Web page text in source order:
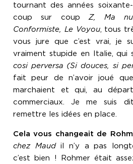
tournant des années
coup sur coupZ, Ma
Conformiste, Le Voyou, tous
vous jure que c’est vrai, je
vraiment stupide en Italie, qui
cosi perversa (Si douces, si
fait peur de n’avoir joué
marchaient et qui, au
commerciaux. Je me suis
remettre les idées en place.
Cela vous changeait de
chez Maudil n’y a pas
c’est bien ! Rohmer était